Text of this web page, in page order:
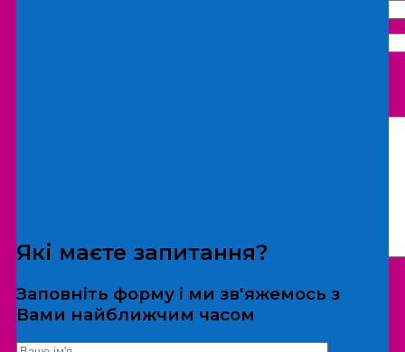
*Дані не передаються третім особам
Які маєте запитання?
Заповніть форму і ми зв'яжемось з
Вами найближчим часом